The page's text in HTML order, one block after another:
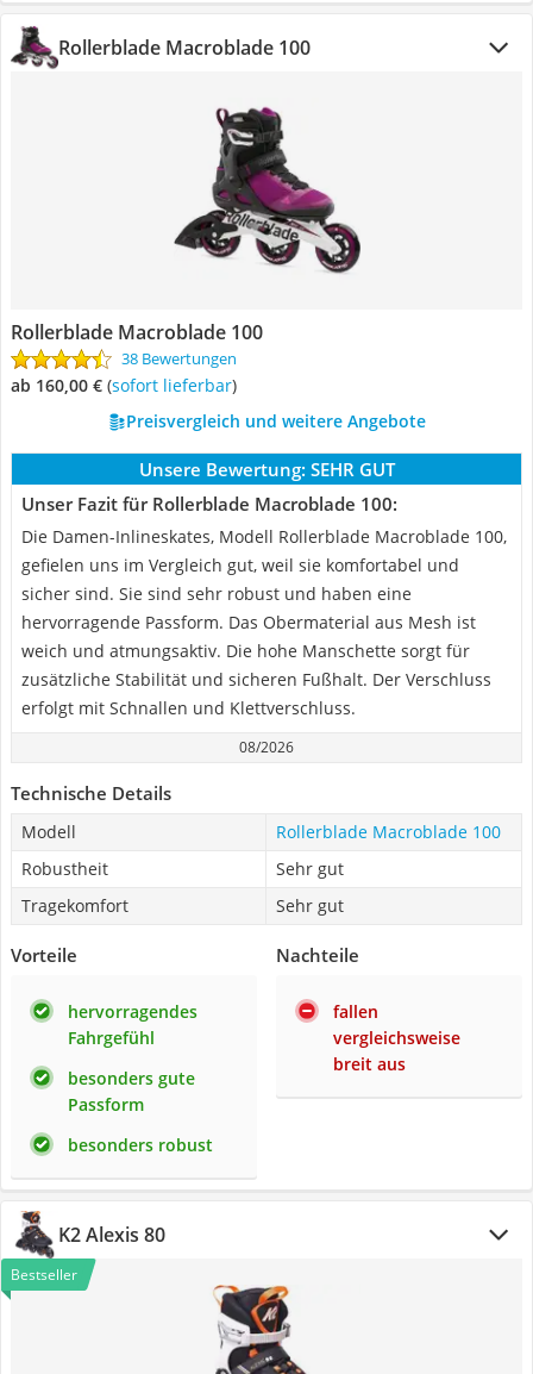
Rollerblade Macroblade 100
Rollerblade Macroblade 100
38 Bewertungen
ab 160,00 € ( Sofort lieferbar)
Preisvergleich und weitere Angebote
Unsere Bewertung: SEHR GUT
Unser Fazit für Rollerblade Macroblade 100:
Die Damen-Inlineskates, Modell Rollerblade Macroblade 100,
gefielen uns im Vergleich gut, weil sie komfortabel und
sicher sind. Sie sind sehr robust und haben eine
hervorragende Passform. Das Obermaterial aus Mesh ist
weich und atmungsaktiv. Die hohe Manschette sorgt für
zusätzliche Stabilität und sicheren Fußhalt. Der Verschluss
erfolgt mit Schnallen und Klettverschluss.
08/2026
Technische Details
Modell
Rollerblade Macroblade 100
Robustheit
Sehr gut
Tragekomfort
Sehr gut
Vorteile
hervorragendes
Fahrgefühl
besonders gute
Passform
besonders robust
Nachteile
fallen
vergleichsweise
breit aus
K2 Alexis 80
Bestseller